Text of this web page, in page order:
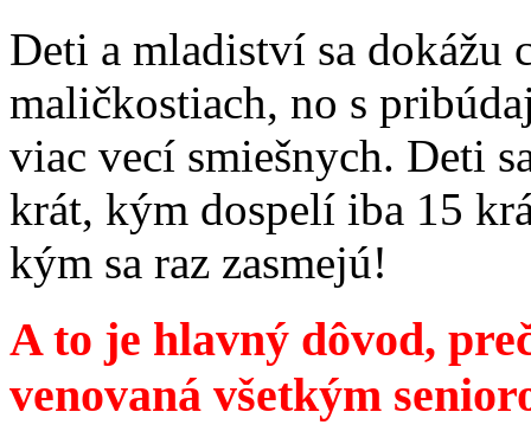
Deti a mladiství sa dokážu
maličkostiach, no s
viac vecí smiešnych. Deti
krát, kým dospelí iba 15
kým sa raz zasmejú!
A to je hlavný dôvod,
venovaná všetkým